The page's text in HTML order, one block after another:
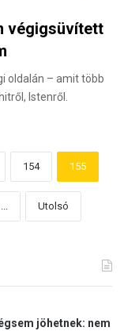
végigsüvített
oldalán – amit több
Istenről.
154 155
... Utolsó
jöhetnek: nem